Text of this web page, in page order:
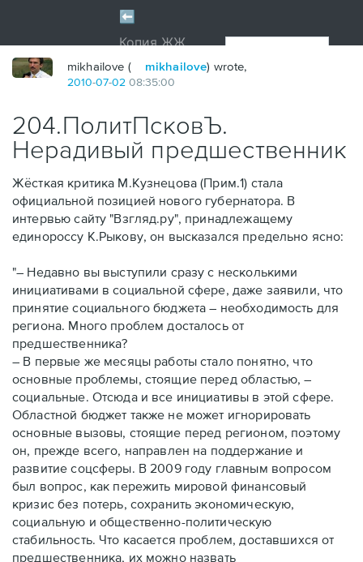
mikhailove ( mikhailove) wrote,
2010-07-02 08:35:00
204.ПолитПсковЪ.
Нерадивый предшественник
Жёсткая критика М.Кузнецова (Прим.1) стала
официальной позицией нового губернатора. В
интервью сайту "Взгляд.ру", принадлежащему
единороссу К.Рыкову, он высказался предельно ясно:
"– Недавно вы выступили сразу с несколькими
инициативами в социальной сфере, даже заявили, что
принятие социального бюджета – необходимость для
региона. Много проблем досталось от
предшественника?
– В первые же месяцы работы стало понятно, что
основные проблемы, стоящие перед областью, –
социальные. Отсюда и все инициативы в этой сфере.
Областной бюджет также не может игнорировать
основные вызовы, стоящие перед регионом, поэтому
он, прежде всего, направлен на поддержание и
развитие соцсферы. В 2009 году главным вопросом
был вопрос, как пережить мировой финансовый
кризис без потерь, сохранить экономическую,
социальную и общественно-политическую
стабильность. Что касается проблем, доставшихся от
предшественника, их можно назвать